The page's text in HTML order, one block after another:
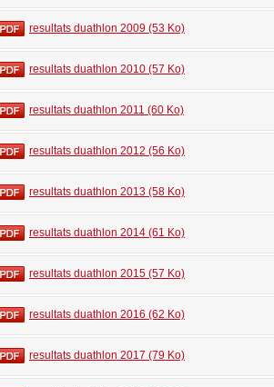
resultats duathlon 2009 (53 Ko)
resultats duathlon 2010 (57 Ko)
resultats duathlon 2011 (60 Ko)
resultats duathlon 2012 (56 Ko)
resultats duathlon 2013 (58 Ko)
resultats duathlon 2014 (61 Ko)
resultats duathlon 2015 (57 Ko)
resultats duathlon 2016 (62 Ko)
resultats duathlon 2017 (79 Ko)